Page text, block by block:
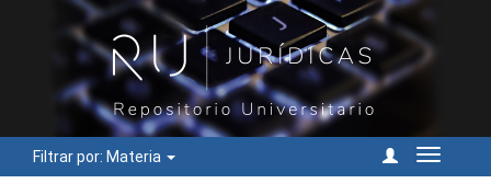
Filtrar por: Materia
Cambiar